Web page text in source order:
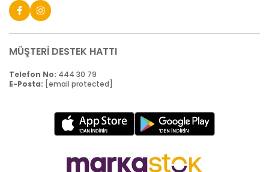
MÜŞTERİ DESTEK HATTI
Telefon No: 444 30 79
E-Posta: [email protected]